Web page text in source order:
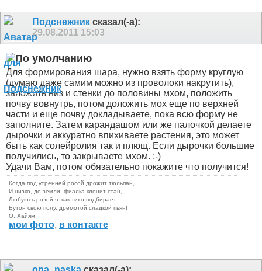
Подснежник сказал(-а):
29.08.2011 15:03
Для формирования шара, нужно взять форму круглую
(думаю даже самим можно из проволоки накрутить),
заложить низ и стенки до половины мхом, положить
почву вовнутрь, потом доложить мох еще по верхней
части и еще почву докладываете, пока всю форму не
заполните. Затем карандашом или же палочкой делаете
дырочки и аккуратно впихиваете растения, это может
быть как солейролия так и плющ. Если дырочки большие
получились, то закрываете мхом. :-)
Удачи Вам, потом обязательно покажите что получится!
Когда под утренней росой дрожит тюльпан,
И низко, до земли, фиалка клонит стан,
Любуюсь розой я: как тихо подбирает
Бутон свою полу, дремотой сладкой пьян!
О. Хайям
мои фото, в контакте